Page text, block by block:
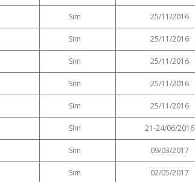
Sim 25/11/2016
Sim 25/11/2016
Sim 25/11/2016
Sim 25/11/2016
SIm 25/11/2016
SIm 21-24/06/2016
Sim 09/03/2017
Sim 02/05/2017